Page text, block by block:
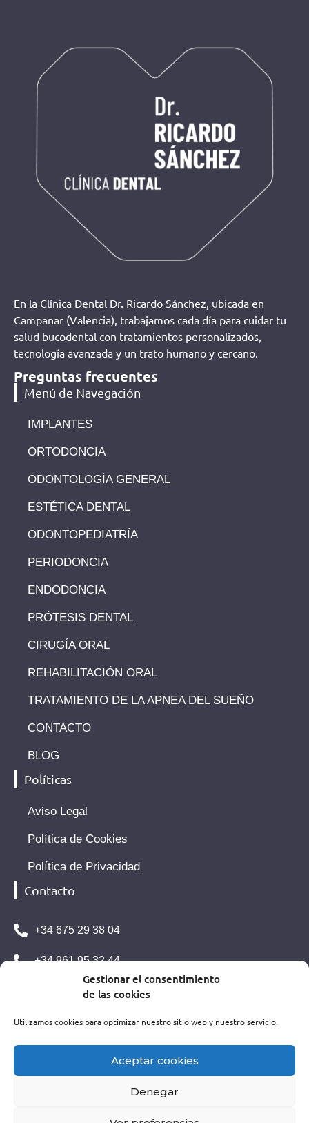
Gestionar el consentimiento
de las cookies
Utilizamos cookies para optimizar nuestro sitio web y nuestro servicio.
Aceptar cookies
Denegar
En la Clínica Dental Dr. Ricardo Sánchez, ubicada en
Campanar (Valencia), trabajamos cada día para cuidar tu
salud bucodental con tratamientos personalizados,
tecnología avanzada y un trato humano y cercano.
Preguntas frecuentes
Menú de Navegación
IMPLANTES
ORTODONCIA
ODONTOLOGÍA GENERAL
ESTÉTICA DENTAL
ODONTOPEDIATRÍA
PERIODONCIA
ENDODONCIA
PRÓTESIS DENTAL
CIRUGÍA ORAL
REHABILITACIÓN ORAL
TRATAMIENTO DE LA APNEA DEL SUEÑO
CONTACTO
BLOG
Políticas
Aviso Legal
Política de Cookies
Política de Privacidad
Contacto
+34 675 29 38 04
+34 961 95 32 44
info@clinicaricardosanchez.com
C/ de la Vall de la Ballestera, 2, Campanar, 46015
Copyright © 2026 | Made with